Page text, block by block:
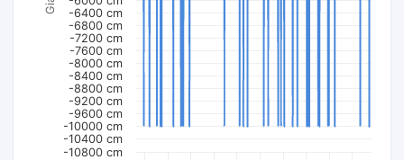
-10800 cm
-10400 cm
-10000 cm
-9600 cm
-9200 cm
-8800 cm
-8400 cm
-8000 cm
-7600 cm
-7200 cm
-6800 cm
-6400 cm